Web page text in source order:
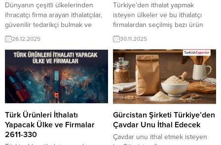
Dünyanın çeşitli ülkelerinden
ihracatçı firma arayan ithalatçılar,
güvenilir tedarikçi bulmak ve
rekabetçi fiyatlara ulaşmak için
TurkishExporter’ı tercih ediyor.
Platform, sektör bazlı alım
taleplerini günlük olarak sunarak
Türk üreticileri küresel alıcılarla
hızlı ve doğru şekilde eşleştiriyor.
Aşağıda örnekleri inceleyiniz.
Günün Öne Çıkan Alım Talepleri
ve İthalatçı Listesi Suudi
Arabistanlı Firma, Yemeklik...
26.12.2025
Türkiye’den ithalat yapmak
isteyen ülkeler ve bu ithalatçı
firmalardan seçilmiş bazı ürün
alım talepleri aşağıdadır: Mısır’dan
Şeker Kağıdı Makinesi İthalatı
TalebiUkraynalı İthalatçı firma:
Fındık Almak
İstiyoruzAzerbaycanlı İthalat
Firması, Yangın Sprinkleri Talep
EdiyorFaslı Firma, Türkiye’den
Okul Malzemeleri Satın Almak
İstiyorRomanya’dan İthalatçı,
Türkiye’den Baston İthal
EdecekFransa Gül Yağı ve Suyu
İthal EdecekAmerikalı...
30.11.2025
Türk Ürünleri İthalatı
Yapacak Ülke ve Firmalar
2611-330
Gürcistan Şirketi Türkiye’den
Çavdar Unu İthal Edecek
Çavdar unu ithal etmek isteyen